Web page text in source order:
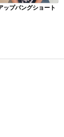
ップバングショート